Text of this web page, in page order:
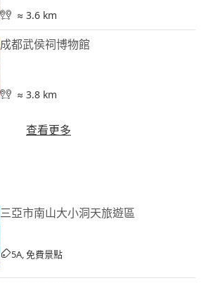
≈ 3.6 km
成都武侯祠博物館
≈ 3.8 km
查看更多
三亞市南山大小洞天旅遊區
5A, 免費景點